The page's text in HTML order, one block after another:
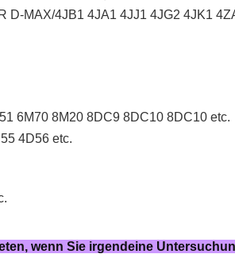
MAX/4JB1 4JA1 4JJ1 4JG2 4JK1
6M70 8M20 8DC9 8DC10 8DC10 etc.
4D56 etc.
wenn Sie irgendeine